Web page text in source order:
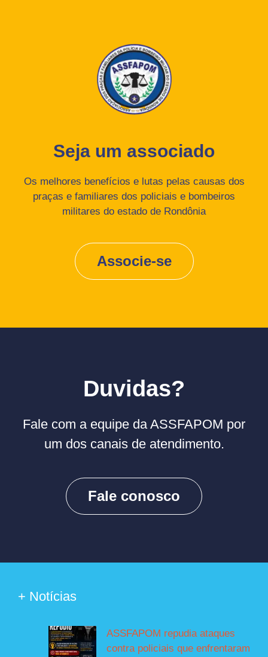
Seja um associado
Os melhores benefícios e lutas pelas causas dos
praças e familiares dos policiais e bombeiros
militares do estado de Rondônia
Associe-se
Duvidas?
Fale com a equipe da ASSFAPOM por
um dos canais de atendimento.
Fale conosco
+ Notícias
ASSFAPOM repudia ataques
contra policiais que enfrentaram